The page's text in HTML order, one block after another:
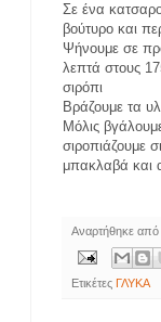
Σε ένα
βούτυρο και
Ψήνουμε σε
λεπτά στους
σιρόπι
Βράζουμε τα
Μόλις
σιροπιάζουμε
μπακλαβά και
Αναρτήθηκε
Ετικέτες ΓΛΥΚΑ